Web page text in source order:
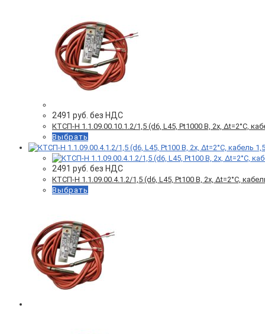
2491 руб. без НДС
КТСП-Н 1.1.09.00.10.1.2/1,5 (d6, L45, Pt1000 B, 2х, Δt=2°C,
Выбрать
2491 руб. без НДС
КТСП-Н 1.1.09.00.4.1.2/1,5 (d6, L45, Pt100 B, 2х, Δt=2°C,
Выбрать